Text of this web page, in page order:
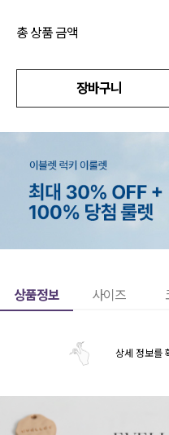
총 상품 금액
장바구니
상품정보 사이즈
상세 정보를